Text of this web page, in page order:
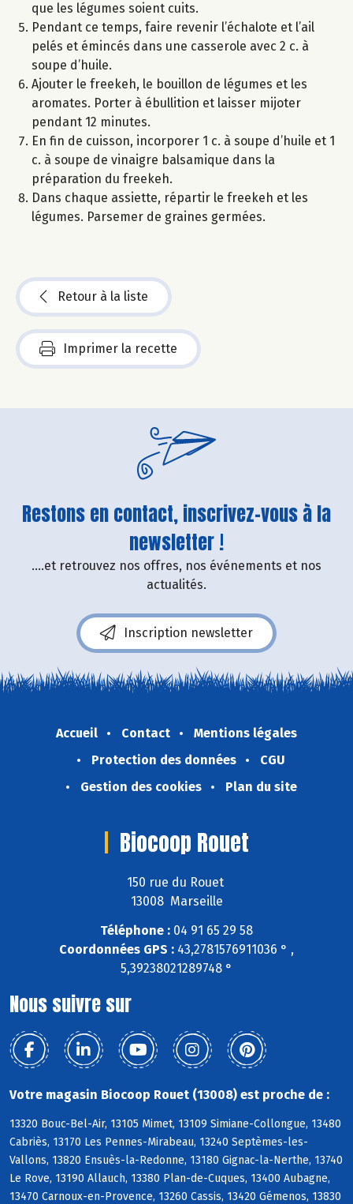
que les légumes soient cuits.
Pendant ce temps, faire revenir l’échalote et l’ail
pelés et émincés dans une casserole avec 2 c. à
soupe d’huile.
Ajouter le freekeh, le bouillon de légumes et les
aromates. Porter à ébullition et laisser mijoter
pendant 12 minutes.
En fin de cuisson, incorporer 1 c. à soupe d’huile et 1
c. à soupe de vinaigre balsamique dans la
préparation du freekeh.
Dans chaque assiette, répartir le freekeh et les
légumes. Parsemer de graines germées.
Retour à la liste
Imprimer la recette
Restons en contact, inscrivez-vous à la
newsletter !
....et retrouvez nos offres, nos événements et nos
actualités.
Inscription newsletter
Accueil Contact
Mentions légales
Protection des données
CGU
Gestion des cookies
Plan du site
Biocoop Rouet
150 rue du Rouet
13008 Marseille
Téléphone : 04 91 65 29 58
Coordonnées GPS : 43,2781576911036 ° ,
5,39238021289748 °
Nous suivre sur
Votre magasin Biocoop Rouet (13008) est proche de :
13320 Bouc-Bel-Air, 13105 Mimet, 13109 Simiane-Collongue, 13480
Cabriès, 13170 Les Pennes-Mirabeau, 13240 Septèmes-les-
Vallons, 13820 Ensuès-la-Redonne, 13180 Gignac-la-Nerthe, 13740
Le Rove, 13190 Allauch, 13380 Plan-de-Cuques, 13400 Aubagne,
13470 Carnoux-en-Provence, 13260 Cassis, 13420 Gémenos, 13830